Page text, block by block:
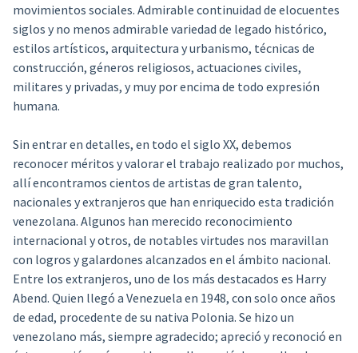
movimientos sociales. Admirable continuidad de elocuentes
siglos y no menos admirable variedad de legado histórico,
estilos artísticos, arquitectura y urbanismo, técnicas de
construcción, géneros religiosos, actuaciones civiles,
militares y privadas, y muy por encima de todo expresión
humana.
Sin entrar en detalles, en todo el siglo XX, debemos
reconocer méritos y valorar el trabajo realizado por muchos,
allí encontramos cientos de artistas de gran talento,
nacionales y extranjeros que han enriquecido esta tradición
venezolana. Algunos han merecido reconocimiento
internacional y otros, de notables virtudes nos maravillan
con logros y galardones alcanzados en el ámbito nacional.
Entre los extranjeros, uno de los más destacados es Harry
Abend. Quien llegó a Venezuela en 1948, con solo once años
de edad, procedente de su nativa Polonia. Se hizo un
venezolano más, siempre agradecido; apreció y reconoció en